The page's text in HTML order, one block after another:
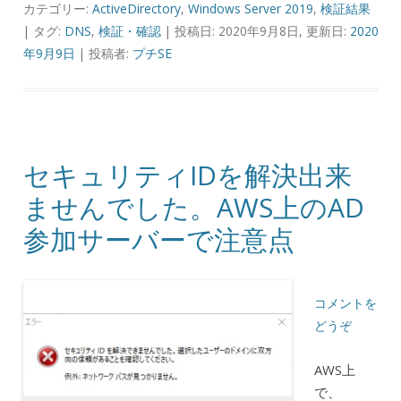
カテゴリー: ActiveDirectory, Windows Server 2019, 検証結果
| タグ: DNS, 検証・確認| 投稿日: 2020年9月8日, 更新日: 2020
年9月9日 | 投稿者: プチSE
セキュリティIDを解決出来
ませんでした。AWS上のAD
参加サーバーで注意点
コメントを
どうぞ
AWS上
で、